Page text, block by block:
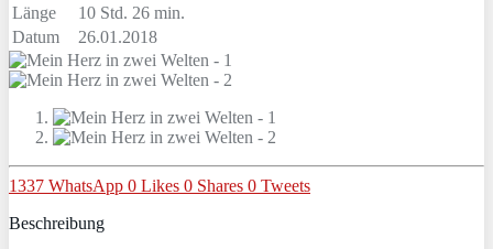
Länge
10 Std. 26 min.
Datum
26.01.2018
1337 WhatsApp 0 Likes 0 Shares 0 Tweets
Beschreibung